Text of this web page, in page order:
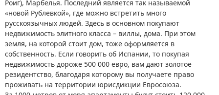
Роиг), Марбелья. Последний является так называемой
«новой Рублевкой», где можно встретить много
русскоязычных людей. Здесь в основном покупают
недвижимость элитного класса – виллы, дома. При этом
земля, на которой стоит дом, тоже оформляется в
собственность. Если говорить об Испании, то покупая
недвижимость дороже 500 000 евро, вам дают золотое
резидентство, благодаря которому вы получаете право
проживать на территории юрисдикции Евросоюза.